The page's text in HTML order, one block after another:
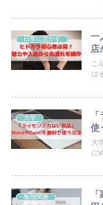
日常に活かす
一
店
こ
は
大学
使
大
に
勉強関連